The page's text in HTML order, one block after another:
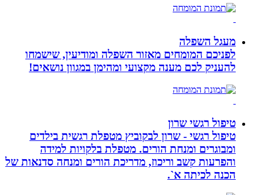
מעגל השפלה
לפניכם המומחים מאזור השפלה ומודיעין, שישמחו
להעניק לכם מענה מקצועי ומהימן במגוון נושאים!
טיפול רגשי שרון
טיפול רגשי - שרון לבקוביץ מטפלת רגשית בילדים
ומבוגרים ומנחת הורים. מטפלת בלקויות למידה
והפרעות קשב וריכוז, מדריכת הורים ומנחה סדנאות של
הכנה לכיתה א`.